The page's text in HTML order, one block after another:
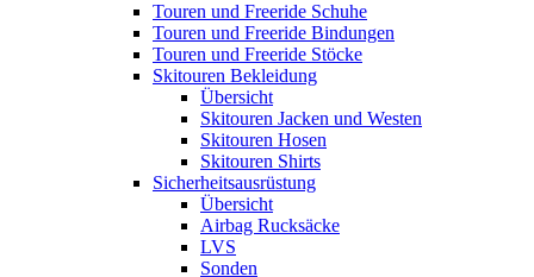
Touren und Freeride Schuhe
Touren und Freeride Bindungen
Touren und Freeride Stöcke
Skitouren Bekleidung
Übersicht
Skitouren Jacken und Westen
Skitouren Hosen
Skitouren Shirts
Sicherheitsausrüstung
Übersicht
Airbag Rucksäcke
LVS
Sonden